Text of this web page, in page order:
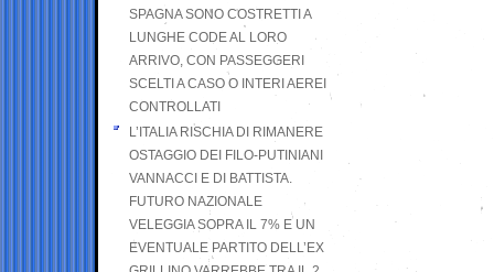
SPAGNA SONO COSTRETTI A
LUNGHE CODE AL LORO
ARRIVO, CON PASSEGGERI
SCELTI A CASO O INTERI AEREI
CONTROLLATI
L’ITALIA RISCHIA DI RIMANERE
OSTAGGIO DEI FILO-PUTINIANI
VANNACCI E DI BATTISTA.
FUTURO NAZIONALE
VELEGGIA SOPRA IL 7% E UN
EVENTUALE PARTITO DELL’EX